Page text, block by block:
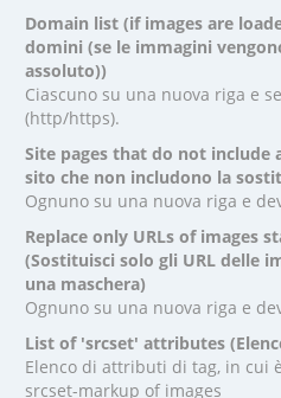
Domain list (if images are
domini (se le immagini
assoluto))
Ciascuno su una nuova riga e
(http/https).
Site pages that do not include
sito che non includono la
Ognuno su una nuova riga e
Replace only URLs of images
(Sostituisci solo gli URL delle
una maschera)
Ognuno su una nuova riga e
List of 'srcset' attributes
Elenco di attributi di tag, in cui
srcset-markup of images